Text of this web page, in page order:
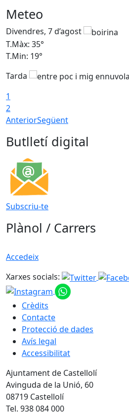
Meteo
Divendres, 7 d’agost
T.Màx: 35°
T.Min: 19°
Tarda
1
2
AnteriorSegüent
Butlletí digital
Subscriu-te
Plànol / Carrers
Accedeix
Xarxes socials:
Crèdits
Contacte
Protecció de dades
Avís legal
Accessibilitat
Ajuntament de Castellolí
Avinguda de la Unió, 60
08719 Castellolí
Tel. 938 084 000